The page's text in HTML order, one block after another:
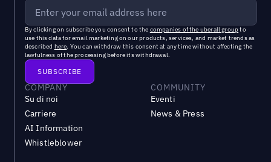
By clicking on subscribe you consent to the companies of the uberall groupto
use this data for email marketing on our products, services, and market trends as
described here. You can withdraw this consent at any time without affecting the
lawfulness of the processing before its withdrawal.
COMPANY
Su di noi
Carriere
AI Information
Whistleblower
COMMUNITY
Eventi
News & Press